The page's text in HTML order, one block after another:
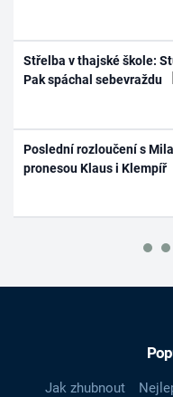
Střelba v thajské škole:
Pak spáchal sebevraždu
Poslední rozloučení s
pronesou Klaus i Klempíř
Jak zhubnout